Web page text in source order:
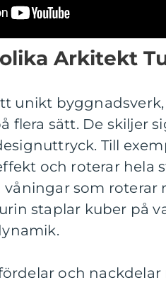
Arkitekt
unikt
flera sätt. De skiljer
Till
och roterar hela
som roterar
staplar kuber på
och